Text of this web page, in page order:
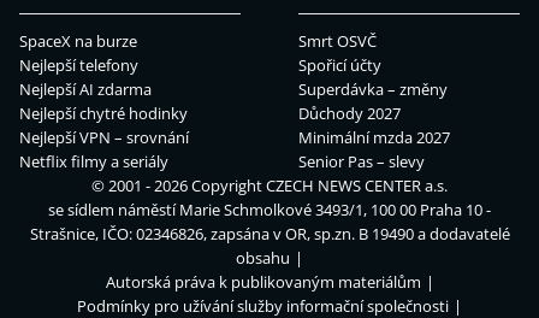
SpaceX na burze
Nejlepší telefony
Nejlepší AI zdarma
Nejlepší chytré hodinky
Nejlepší VPN – srovnání
Netflix filmy a seriály
Smrt OSVČ
Spořicí účty
Superdávka – změny
Důchody 2027
Minimální mzda 2027
Senior Pas – slevy
© 2001 - 2026 CopyrightCZECH NEWS CENTER a.s.
se sídlem náměstí Marie Schmolkové 3493/1, 100 00 Praha 10 -
Strašnice, IČO: 02346826, zapsána v OR, sp.zn. B 19490 a dodavatelé
obsahu
Autorská práva k publikovaným materiálům
Podmínky pro užívání služby informační společnosti